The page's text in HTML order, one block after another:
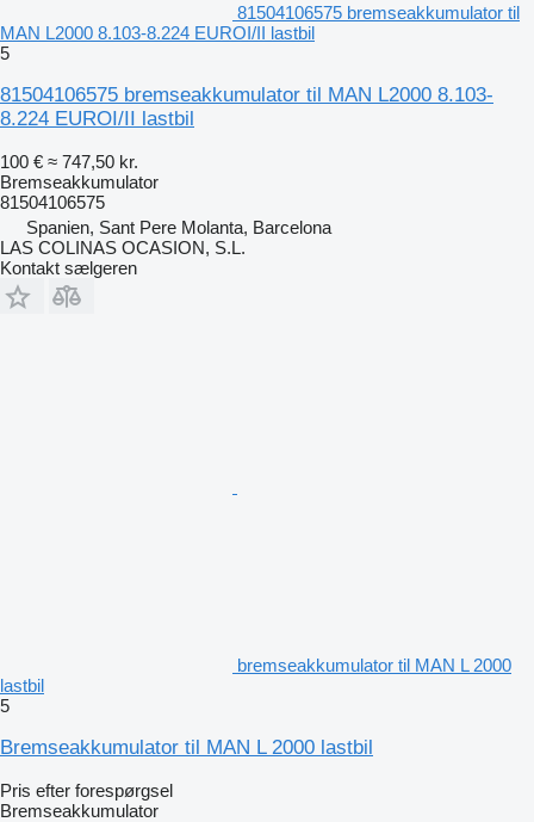
81504106575 bremseakkumulator til
MAN L2000 8.103-8.224 EUROI/II lastbil
5
81504106575 bremseakkumulator til MAN L2000 8.103-
8.224 EUROI/II lastbil
100 € ≈ 747,50 kr.
Bremseakkumulator
81504106575
Spanien, Sant Pere Molanta, Barcelona
LAS COLINAS OCASION, S.L.
Kontakt sælgeren
bremseakkumulator til MAN L 2000
lastbil
5
Bremseakkumulator til MAN L 2000 lastbil
Pris efter forespørgsel
Bremseakkumulator